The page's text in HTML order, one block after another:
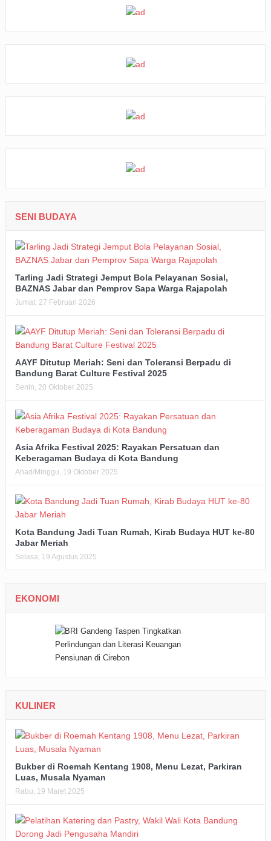
SENI BUDAYA
Tarling Jadi Strategi Jemput Bola Pelayanan Sosial,
BAZNAS Jabar dan Pemprov Sapa Warga Rajapolah
Jumat, 27 Februari 2026
AAYF Ditutup Meriah: Seni dan Toleransi Berpadu di
Bandung Barat Culture Festival 2025
Senin, 20 Oktober 2025
Asia Afrika Festival 2025: Rayakan Persatuan dan
Keberagaman Budaya di Kota Bandung
Ahad/Minggu, 19 Oktober 2025
Kota Bandung Jadi Tuan Rumah, Kirab Budaya HUT ke-80
Jabar Meriah
Selasa, 19 Agustus 2025
EKONOMI
KULINER
Bukber di Roemah Kentang 1908, Menu Lezat, Parkiran
Luas, Musala Nyaman
Rabu, 19 Maret 2025